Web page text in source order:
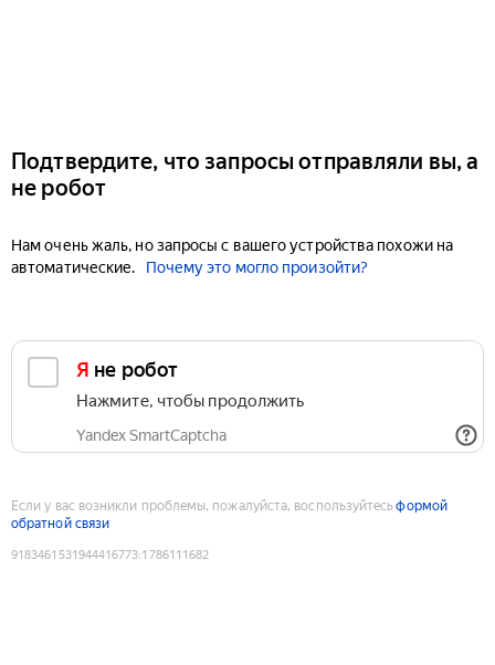
Подтвердите, что запросы отправляли вы, а
не робот
Нам очень жаль, но запросы с вашего устройства похожи на
автоматические.
Почему это могло произойти?
Я не робот
Нажмите, чтобы продолжить
Yandex SmartCaptcha
Если у вас возникли проблемы, пожалуйста, воспользуйтесьформой
обратной связи
9183461531944416773:1786111682